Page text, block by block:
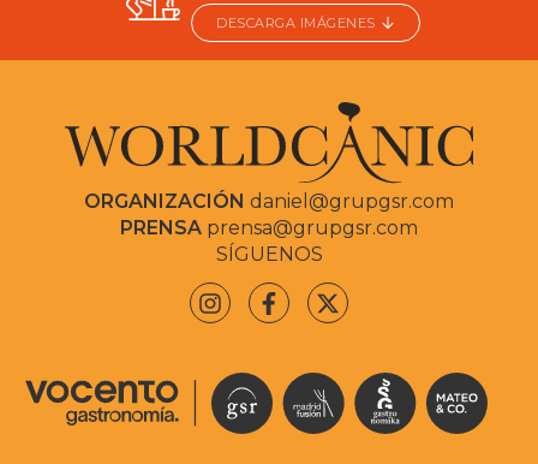
DESCARGA IMÁGENES
ORGANIZACIÓN daniel@grupgsr.com
PRENSA prensa@grupgsr.com
SÍGUENOS